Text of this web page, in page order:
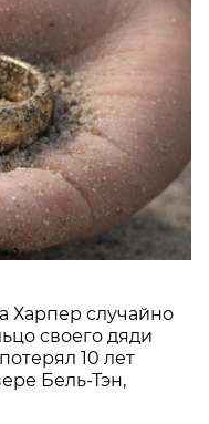
Харпер случайно
своего дяди
10 лет
Бель-Тэн,